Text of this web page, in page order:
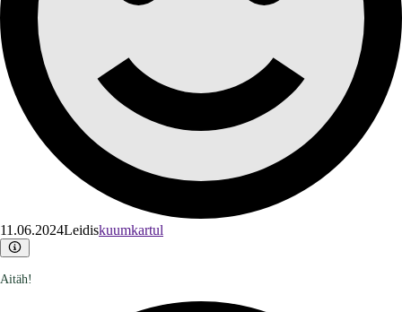
11.06.2024Leidiskuumkartul
Aitäh!